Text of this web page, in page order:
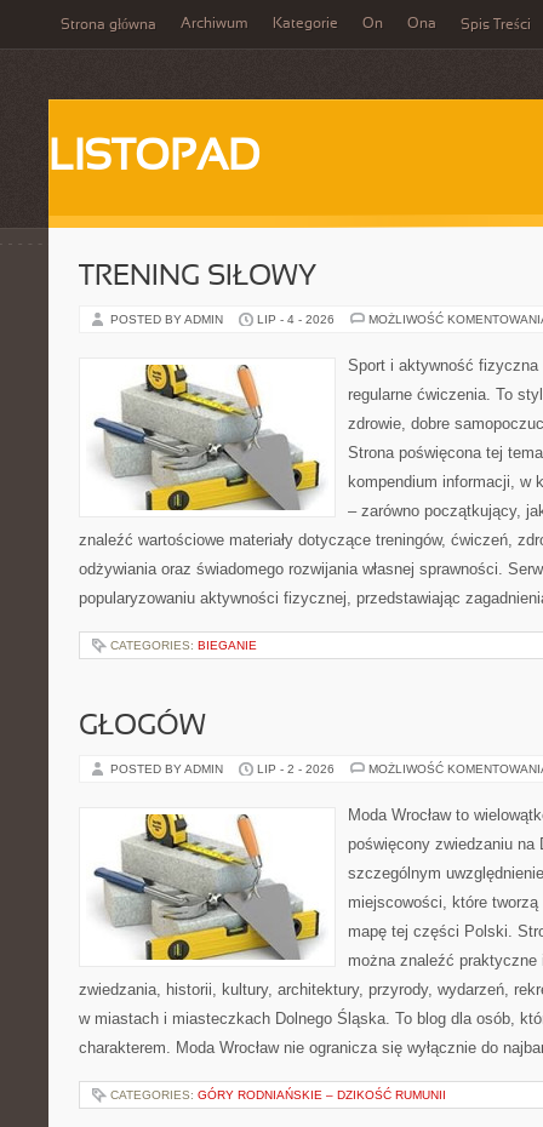
Strona główna Archiwum Kategorie On Ona Spis Treści
LISTOPAD
TRENING SIŁOWY
POSTED BY ADMIN LIP - 4 - 2026 MOŻLIWOŚĆ
Sport i aktywność
regularne ćwiczenia. To
zdrowie, dobre
Strona poświęcona tej
kompendium informacji, w
– zarówno początkujący,
znaleźć wartościowe materiały dotyczące treningów, ćwiczeń,
odżywiania oraz świadomego rozwijania własnej sprawności.
popularyzowaniu aktywności fizycznej, przedstawiając
CATEGORIES: BIEGANIE
GŁOGÓW
POSTED BY ADMIN LIP - 2 - 2026 MOŻLIWOŚĆ
Moda Wrocław to
poświęcony zwiedzaniu na
szczególnym
miejscowości, które
mapę tej części Polski.
można znaleźć
zwiedzania, historii, kultury, architektury, przyrody, wydarzeń,
w miastach i miasteczkach Dolnego Śląska. To blog dla osób,
charakterem. Moda Wrocław nie ogranicza się wyłącznie do
CATEGORIES: GÓRY RODNIAŃSKIE – DZIKOŚĆ RUMUNII